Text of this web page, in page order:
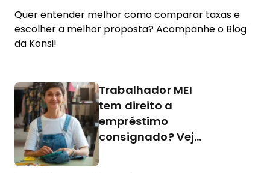
Quer entender melhor como comparar taxas e
escolher a melhor proposta? Acompanhe o Blog
da Konsi!
Trabalhador MEI
tem direito a
empréstimo
consignado? Veja